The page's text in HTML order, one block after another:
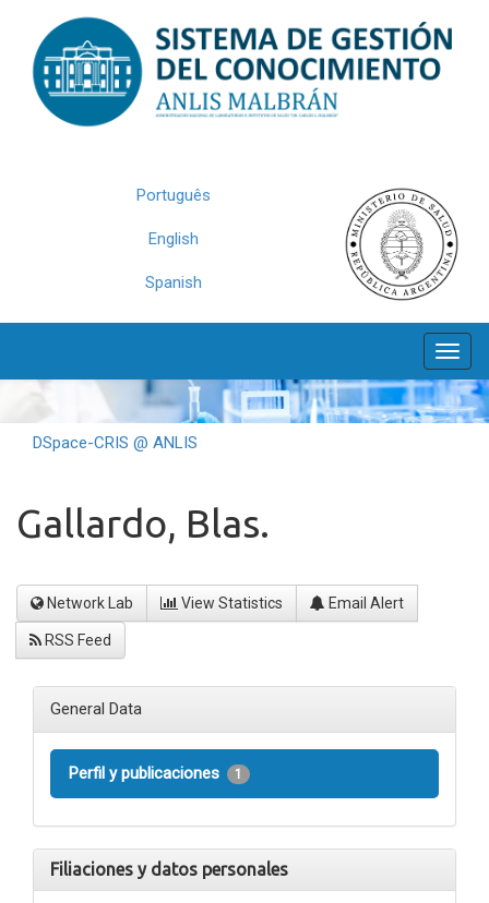
navigation
Português
English
Spanish
DSpace-CRIS @ ANLIS
Gallardo, Blas.
Network Lab View Statistics Email Alert
RSS Feed
General Data
Perfil y publicaciones 1
Filiaciones y datos personales